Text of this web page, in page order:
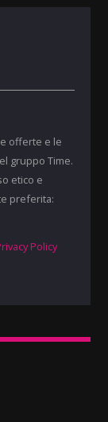
offerte e le
gruppo Time.
etico e
preferita:
Policy